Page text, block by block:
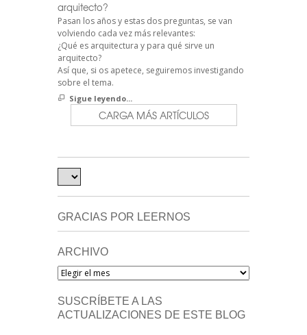
arquitecto?
Pasan los años y estas dos preguntas, se van
volviendo cada vez más relevantes:
¿Qué es arquitectura y para qué sirve un
arquitecto?
Así que, si os apetece, seguiremos investigando
sobre el tema.
Sigue leyendo...
CARGA MÁS ARTÍCULOS
GRACIAS POR LEERNOS
ARCHIVO
Archivo
SUSCRÍBETE A LAS
ACTUALIZACIONES DE ESTE BLOG